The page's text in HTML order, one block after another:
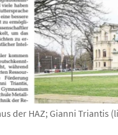
der HAZ; Gianni Triantis